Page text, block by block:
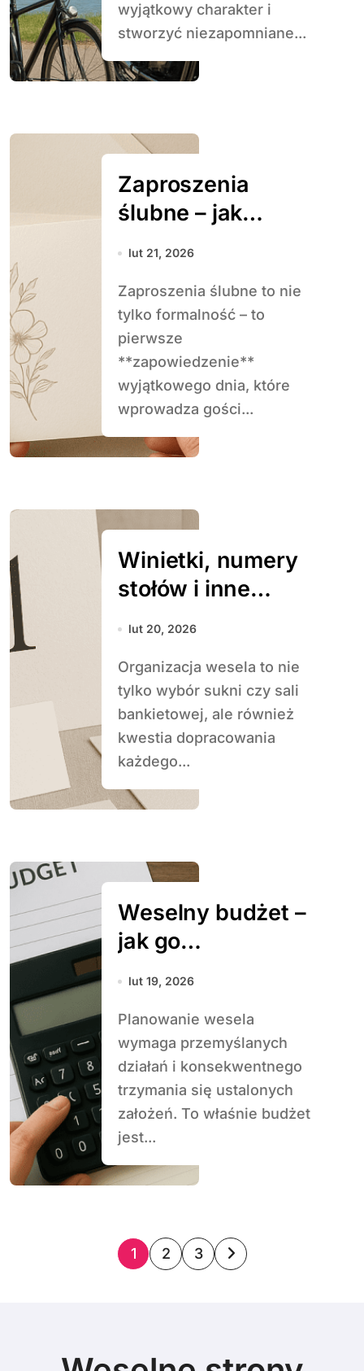
wyjątkowy charakter i
stworzyć niezapomniane...
Zaproszenia
ślubne – jak
wybrać idealny
lut 21, 2026
Zaproszenia ślubne to nie
tylko formalność – to
pierwsze
**zapowiedzenie**
wyjątkowego dnia, które
wprowadza gości...
Winietki, numery
stołów i inne
dodatki papeterii
lut 20, 2026
Organizacja wesela to nie
tylko wybór sukni czy sali
bankietowej, ale również
kwestia dopracowania
każdego...
Weselny budżet –
jak go
zaplanować i nie
lut 19, 2026
Planowanie wesela
wymaga przemyślanych
działań i konsekwentnego
trzymania się ustalonych
założeń. To właśnie budżet
jest...
S1 2 3